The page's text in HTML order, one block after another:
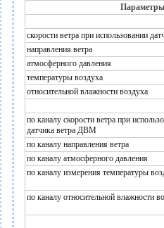
Параметры
скорости ветра при использовании
направления ветра
атмосферного давления
температуры воздуха
относительной влажности воздуха
по каналу скорости ветра при
датчика ветра ДВМ
по каналу направления ветра
по каналу атмосферного давления
по каналу измерения температуры
по каналу относительной влажности